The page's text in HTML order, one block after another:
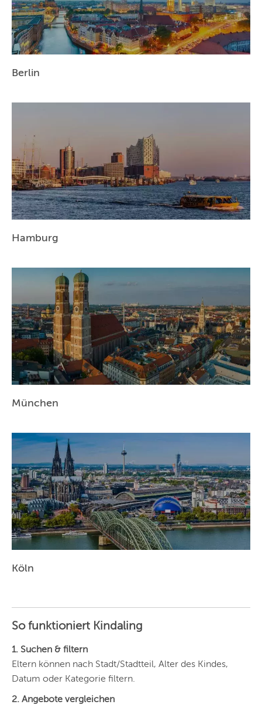
BERLIN
MÜNCHEN
DÜSSELDORF
STUTTGART
ESSEN
HANNOVER
ZÜRICH
Berlin
Hamburg
München
Köln
So funktioniert Kindaling
1. Suchen & filtern
Eltern können nach Stadt/Stadtteil, Alter des Kindes,
Datum oder Kategorie filtern.
2. Angebote vergleichen